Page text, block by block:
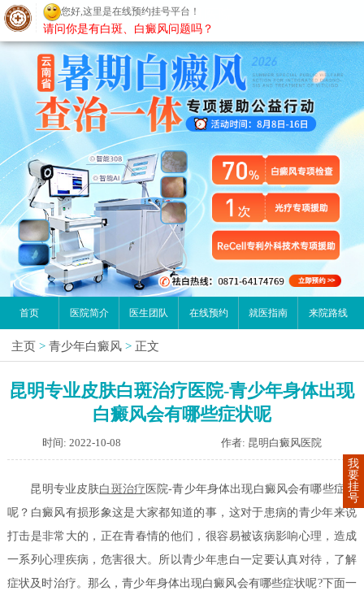
昆明白癜风医院
首页 医院简介 医生团队 在线预约 就医指南 来院路线
主页 > 青少年白癜风 > 正文
昆明专业皮肤白斑治疗医院-青少年身体出现
白癜风会有哪些症状呢
时间: 2022-10-08 作者: 昆明白癜风医院
昆明专业皮肤白斑治疗 医院-青少年身体出现白癜风会有哪些症状
呢？白癜风有损形象这是大家都知道的事，这对于患病的青少年来说
打击是非常大的，正在青春情的他们，很容易被该病影响心理，造成
一系列心理疾病，危害很大。所以青少年患白一定要认真对待，了解
症状及时治疗。那么，青少年身体出现白癜风会有哪些症状呢?下面一
我
要
挂
号
请问你是有白斑、白癜风问题吗？